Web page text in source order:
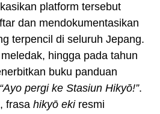
platform tersebut
dan mendokumentasikan
terpencil di seluruh Jepang.
hingga pada tahun
buku panduan
“Ayo pergi ke Stasiun Hikyō!”.
frasa hikyō ekiresmi